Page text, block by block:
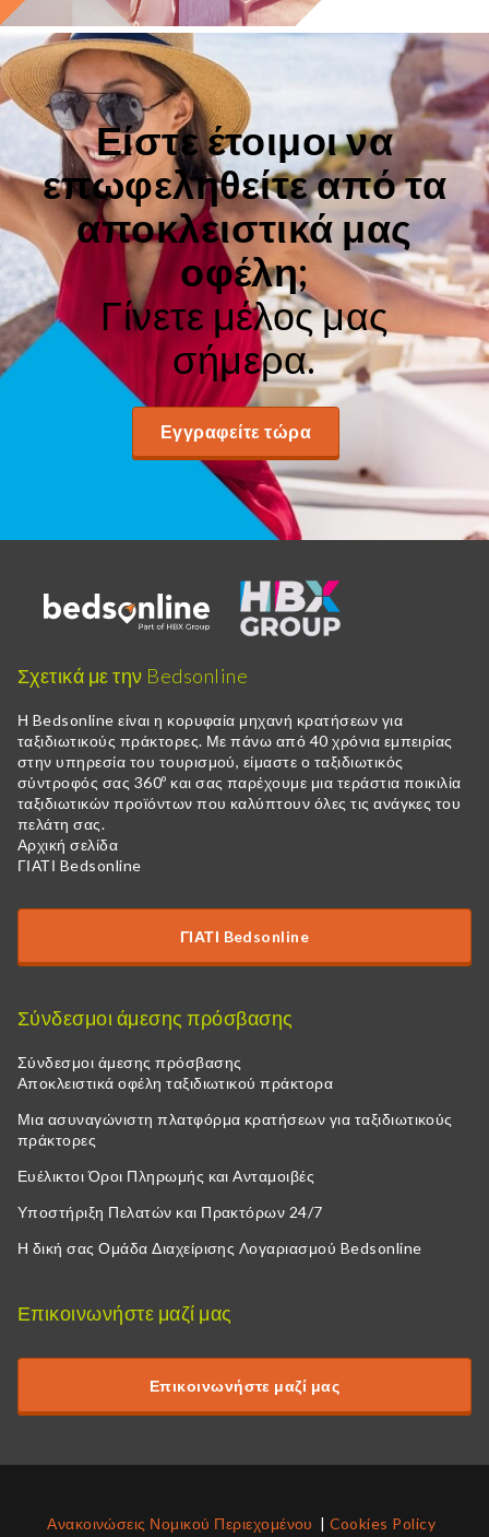
Είστε έτοιμοι να
επωφεληθείτε από τα
αποκλειστικά μας
οφέλη;
Γίνετε μέλος μας
σήμερα.
Εγγραφείτε τώρα
Σχετικά με την Bedsonline
Η Bedsonline είναι η κορυφαία μηχανή κρατήσεων για
ταξιδιωτικούς πράκτορες. Με πάνω από 40 χρόνια εμπειρίας
στην υπηρεσία του τουρισμού, είμαστε ο ταξιδιωτικός
σύντροφός σας 360º και σας παρέχουμε μια τεράστια ποικιλία
ταξιδιωτικών προϊόντων που καλύπτουν όλες τις ανάγκες του
πελάτη σας.
Αρχική σελίδα
ΓΙΑΤΙ Bedsonline
ΓΙΑΤΙ Bedsonline
Σύνδεσμοι άμεσης πρόσβασης
Σύνδεσμοι άμεσης πρόσβασης
Αποκλειστικά οφέλη ταξιδιωτικού πράκτορα
Μια ασυναγώνιστη πλατφόρμα κρατήσεων για ταξιδιωτικούς
πράκτορες
Ευέλικτοι Όροι Πληρωμής και Ανταμοιβές
Υποστήριξη Πελατών και Πρακτόρων 24/7
Η δική σας Ομάδα Διαχείρισης Λογαριασμού Bedsonline
Επικοινωνήστε μαζί μας
Επικοινωνήστε μαζί μας
Ανακοινώσεις Νομικού Περιεχομένου
Cookies Policy